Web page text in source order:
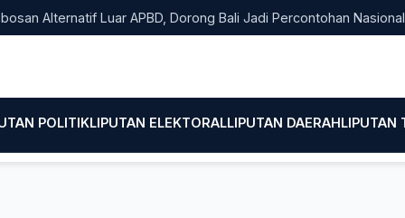
Luar APBD, Dorong Bali Jadi Percontohan Nasional
POLITIKLIPUTAN ELEKTORALLIPUTAN DAERAHLIPUTAN